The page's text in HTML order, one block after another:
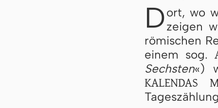
Dort, wo
zeigen
römischen
einem sog.
Sechsten«)
KALENDAS